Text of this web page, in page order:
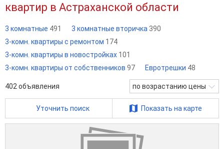
квартир в Астраханской области
3 комнатные 491 3 комнатные вторичка 390
3-комн. квартиры с ремонтом 174
3-комн. квартиры в новостройках 101
3-комн. квартиры от собственников 97 Евротрешки 48
402 объявления по возрастанию цены
Уточнить поиск Показать на карте